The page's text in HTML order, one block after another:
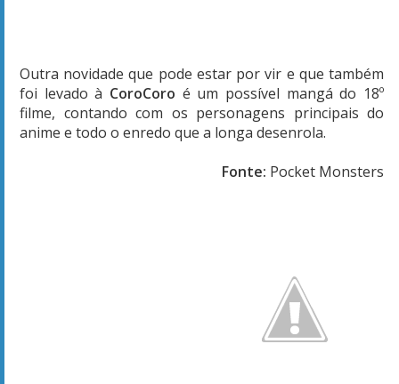
Outra novidade que pode estar por vir e que também
foi levado à CoroCoro é um possível mangá do 18º
filme, contando com os personagens principais do
anime e todo o enredo que a longa desenrola.
Fonte: Pocket Monsters